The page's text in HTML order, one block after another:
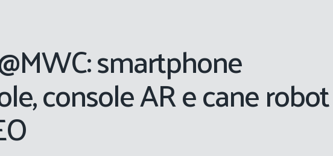
smartphone
console AR e cane robot